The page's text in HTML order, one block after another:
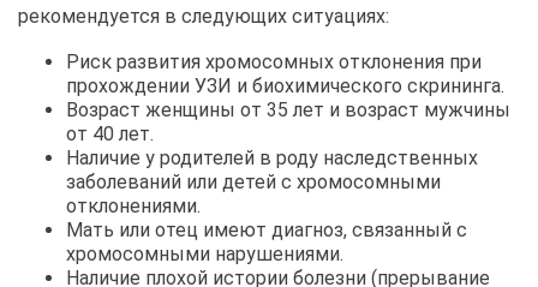
рекомендуется в следующих ситуациях:
Риск развития хромосомных отклонения при
прохождении УЗИ и биохимического скрининга.
Возраст женщины от 35 лет и возраст мужчины
от 40 лет.
Наличие у родителей в роду наследственных
заболеваний или детей с хромосомными
отклонениями.
Мать или отец имеют диагноз, связанный с
хромосомными нарушениями.
Наличие плохой истории болезни (прерывание